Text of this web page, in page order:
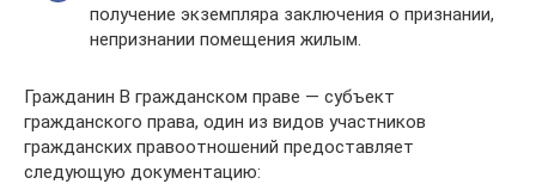
получение экземпляра заключения о признании,
непризнании помещения жилым.
Гражданин В гражданском праве — субъект
гражданского права, один из видов участников
гражданских правоотношений предоставляет
следующую документацию: